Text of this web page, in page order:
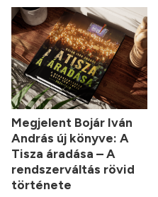
Megjelent Bojár Iván
András új könyve: A
Tisza áradása – A
rendszerváltás rövid
története